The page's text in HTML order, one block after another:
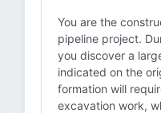
You are the
pipeline project.
you discover a
indicated on the
formation will
excavation work,